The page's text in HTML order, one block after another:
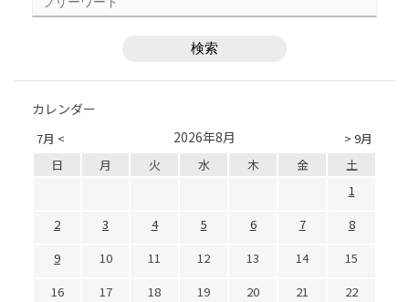
カレンダー
7月 < > 9月
2026年8月
日 月 火 水 木 金
土
1
2
3 4 5 6 7
8
9
10 11 12 13 14
15
16
17 18 19 20 21
22